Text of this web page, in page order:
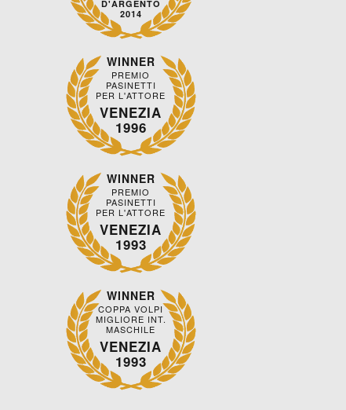
D'ARGENTO
2014
WINNER
PREMIO
PASINETTI
PER L'ATTORE
VENEZIA
1996
WINNER
PREMIO
PASINETTI
PER L'ATTORE
VENEZIA
1993
WINNER
COPPA VOLPI
MIGLIORE INT.
MASCHILE
VENEZIA
1993